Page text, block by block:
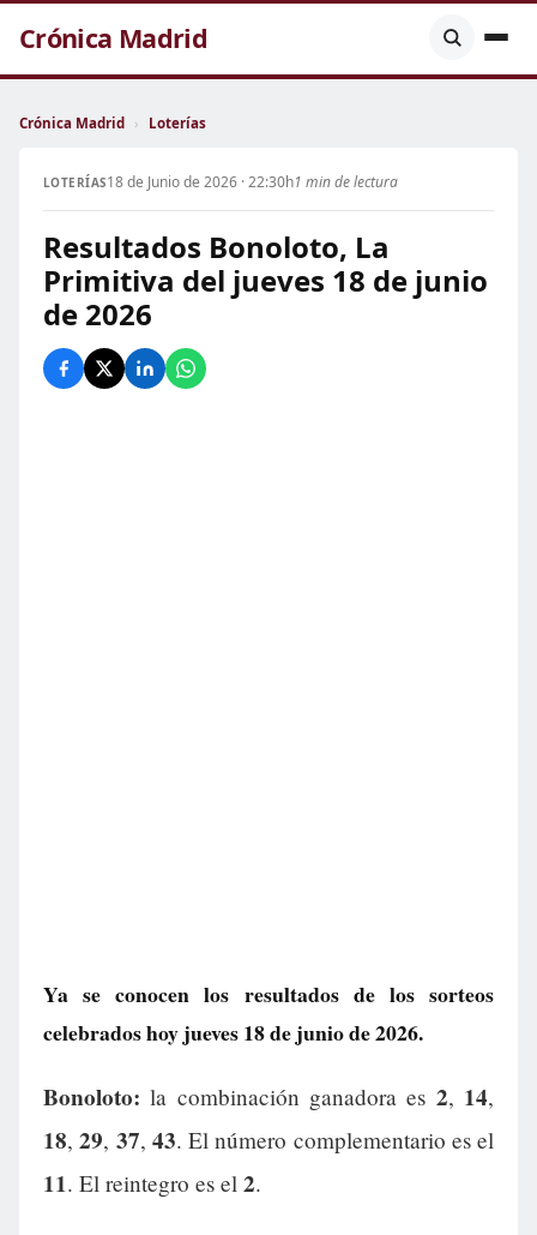
Crónica Madrid
Crónica Madrid › Loterías
LOTERÍAS18 de Junio de 2026 · 22:30h1 min de lectura
Resultados Bonoloto, La
Primitiva del jueves 18 de junio
de 2026
Ya se conocen los resultados de los sorteos
celebrados hoy jueves 18 de junio de 2026.
Bonoloto: la combinación ganadora es 2, 14,
18,29, 37, 43. El número complementario es el
11. El reintegro es el 2.